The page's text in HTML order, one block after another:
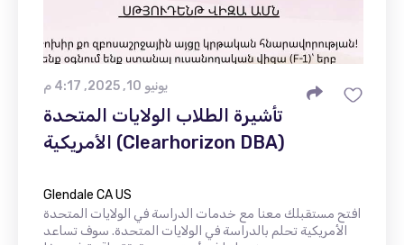
يونيو 10, 2025, 4:17 م
تأشيرة الطلاب الولايات المتحدة
الأمريكية (Clearhorizon DBA)
Glendale CA US
افتح مستقبلك معنا مع خدمات الدراسة في الولايات المتحدة
الأمريكية تحلم بالدراسة في الولايات المتحدة. سوف تساعد